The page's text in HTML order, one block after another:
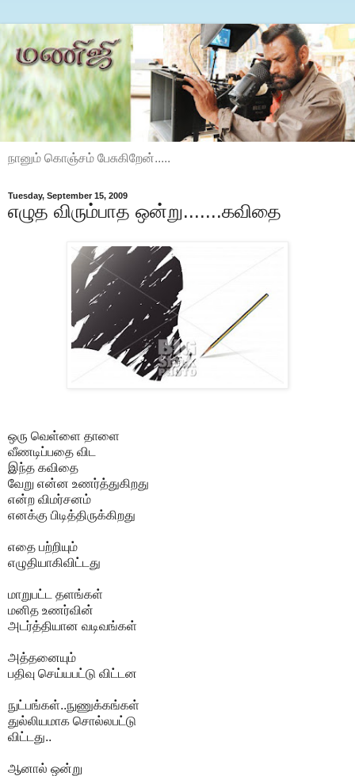
நானும் கொஞ்சம் பேசுகிறேன்.....
Tuesday, September 15, 2009
எழுத விரும்பாத ஒன்று.......கவிதை
ஒரு வெள்ளை தாளை
வீணடிப்பதை விட
இந்த கவிதை
வேறு என்ன உணர்த்துகிறது
என்ற விமர்சனம்
எனக்கு பிடித்திருக்கிறது
எதை பற்றியும்
எழுதியாகிவிட்டது
மாறுபட்ட தளங்கள்
மனித உணர்வின்
அடர்த்தியான வடிவங்கள்
அத்தனையும்
பதிவு செய்யபட்டு விட்டன
நுட்பங்கள்..நுணுக்கங்கள்
துல்லியமாக சொல்லபட்டு
விட்டது..
ஆனால் ஒன்று